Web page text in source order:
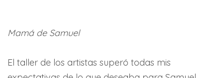
Mamá de Samuel
El taller de los artistas superó todas mis